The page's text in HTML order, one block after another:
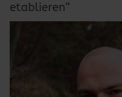
etablieren“